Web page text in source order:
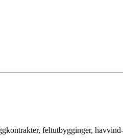
feltutbygginger,